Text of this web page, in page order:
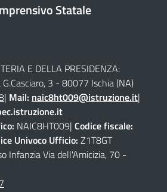
Statale
E DELLA PRESIDENZA:
G.Casciaro, 3 - 80077 Ischia (NA)
| Mail: naic8ht009@istruzione.it|
NAIC8HT009| Codice fiscale:
Univoco Ufficio: Z1T8GT
Infanzia Via dell'Amicizia, 70 -